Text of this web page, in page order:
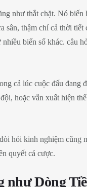
như thắt chặt. Nó
sân, thậm chí cả thời
biến số khác. câu
cả lúc cuộc đấu đang
hoặc vẫn xuất hiện
hỏi kinh nghiệm
quyết cá cược.
như Dòng